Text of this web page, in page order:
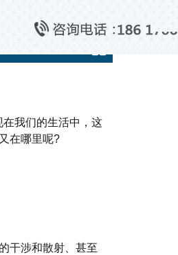
我们的生活中，这
在哪里呢?
干涉和散射、甚至